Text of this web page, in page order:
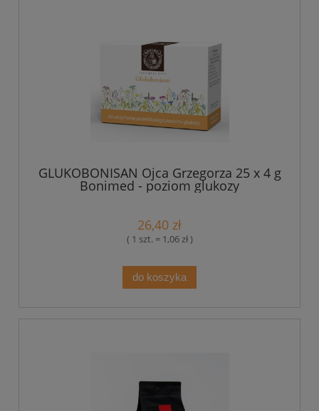
GLUKOBONISAN Ojca Grzegorza 25 x 4 g
Bonimed - poziom glukozy
26,40 zł
( 1 szt. = 1,06 zł )
do koszyka